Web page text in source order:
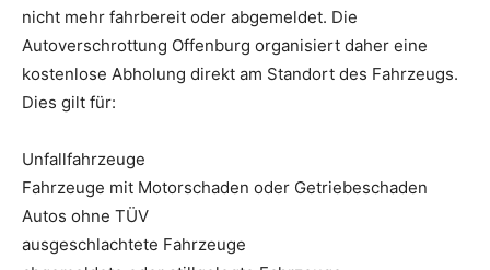
nicht mehr fahrbereit oder abgemeldet. Die
Autoverschrottung Offenburg organisiert daher eine
kostenlose Abholung direkt am Standort des Fahrzeugs.
Dies gilt für:
Unfallfahrzeuge
Fahrzeuge mit Motorschaden oder Getriebeschaden
Autos ohne TÜV
ausgeschlachtete Fahrzeuge